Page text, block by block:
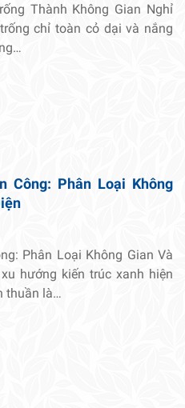
Thành Không Gian Nghỉ
chỉ toàn cỏ dại và nắng
Công: Phân Loại Không
Phân Loại Không Gian Và
hướng kiến trúc xanh hiện
thuần là…